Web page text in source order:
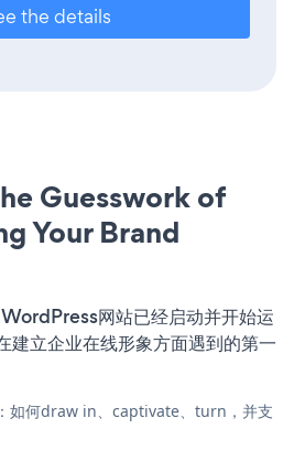
the details
Guesswork of
Your Brand
网站已经启动并开始运
建立企业在线形象方面遇到的第一
如何draw in、captivate、turn，并支